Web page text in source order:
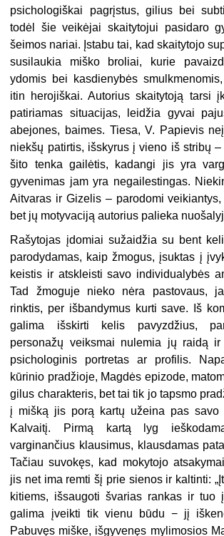
psichologiškai pagrįstus, gilius bei
todėl šie veikėjai skaitytojui pasidaro
šeimos nariai. Įstabu tai, kad skaitytojo
susilaukia miško broliai, kurie
ydomis bei kasdienybės
itin herojiškai. Autorius skaitytoją tarsi
patiriamas situacijas, leidžia gyvai
abejones, baimes. Tiesa, V. Papievis
niekšų patirtis, išskyrus į vieno iš stribų
šito tenka gailėtis, kadangi jis yra
gyvenimas jam yra negailestingas.
Aitvaras ir Gizelis – parodomi
bet jų motyvaciją autorius palieka
Rašytojas įdomiai sužaidžia su bent
parodydamas, kaip žmogus, įsuktas į
keistis ir atskleisti savo individualybės
Tad žmoguje nieko nėra pastovaus,
rinktis, per išbandymus kurti save. Iš
galima išskirti kelis pavyzdžius,
personažų veiksmai nulemia jų raidą
psichologinis portretas ar profilis.
kūrinio pradžioje, Magdės epizode,
gilus charakteris, bet tai tik jo tapsmo
į mišką jis porą kartų užeina pas savo
Kalvaitį. Pirmą kartą lyg
varginančius klausimus, klausdamas
Tačiau suvokęs, kad mokytojo
jis net ima remti šį prie sienos ir kaltinti:
kitiems, išsaugoti švarias rankas ir tuo
galima įveikti tik vienu būdu − jį
Pabuvęs miške, išgyvenęs mylimosios